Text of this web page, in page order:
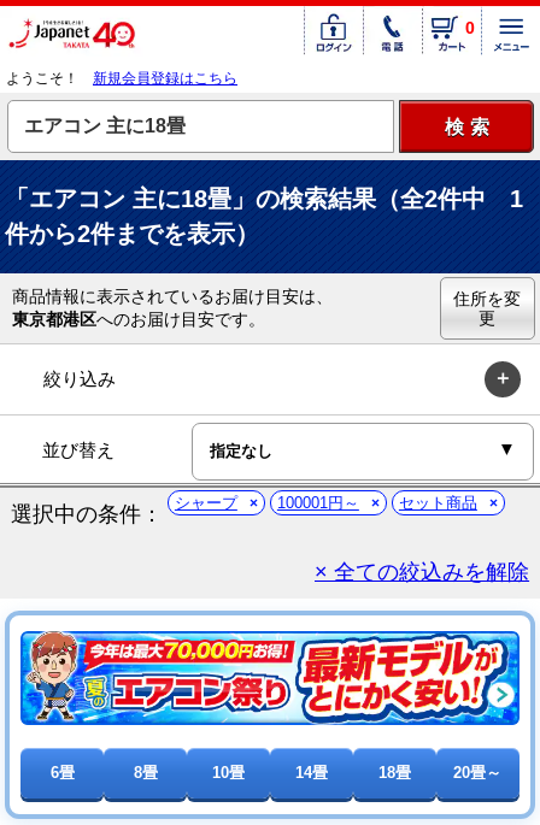
0
ようこそ！ 新規会員登録はこちら
「エアコン 主に18畳」の検索結果（全2件中 1
件から2件までを表示）
商品情報に表示されているお届け目安は、
東京都港区へのお届け目安です。
住所を変
更
絞り込み
並び替え
選択中の条件： シャープ 100001円～ セット商品
× 全ての絞込みを解除
6畳 8畳 10畳 14畳 18畳 20畳～